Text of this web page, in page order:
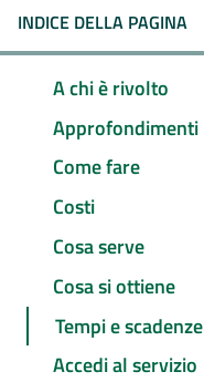
INDICE DELLA PAGINA
A chi è rivolto
Approfondimenti
Come fare
Costi
Cosa serve
Cosa si ottiene
Tempi e scadenze
Accedi al servizio